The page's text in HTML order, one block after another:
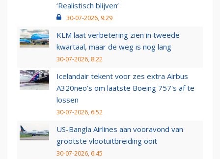
‘Realistisch blijven’
30-07-2026, 9:29
KLM laat verbetering zien in tweede
kwartaal, maar de weg is nog lang
30-07-2026, 8:22
Icelandair tekent voor zes extra Airbus
A320neo's om laatste Boeing 757's af te
lossen
30-07-2026, 6:52
US-Bangla Airlines aan vooravond van
grootste vlootuitbreiding ooit
30-07-2026, 6:45